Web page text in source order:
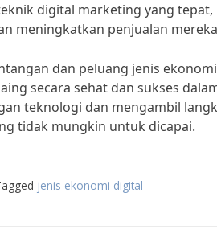
digital marketing yang
meningkatkan penjualan
dan peluang jenis
secara sehat dan sukses
teknologi dan mengambil
tidak mungkin untuk dicapai.
jenis ekonomi digital